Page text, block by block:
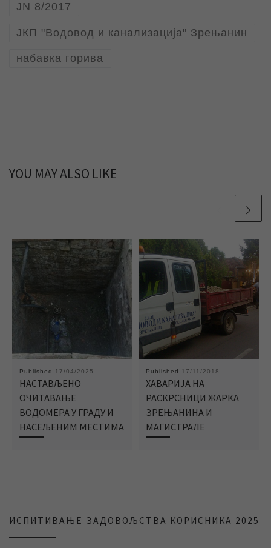
JN 8/2017
ЈКП "Водовод и канализација" Зрењанин
набавка горива
YOU MAY ALSO LIKE
Published 17/04/2025
НАСТАВЉЕНО
ОЧИТАВАЊЕ
ВОДОМЕРА У ГРАДУ И
НАСЕЉЕНИМ МЕСТИМА
Published 17/11/2018
ХАВАРИЈА НА
РАСКРСНИЦИ ЖАРКА
ЗРЕЊАНИНА И
МАГИСТРАЛЕ
ИСПИТИВАЊЕ ЗАДОВОЉСТВА КОРИСНИКА 2025